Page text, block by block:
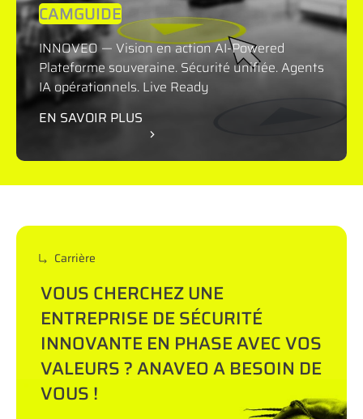
CAMGUIDE
INNOVEO — Vision en action AI-Powered
Plateforme souveraine. Sécurité unifiée. Agents
IA opérationnels. Live Ready
EN SAVOIR PLUS
Carrière
VOUS CHERCHEZ UNE
ENTREPRISE DE SÉCURITÉ
INNOVANTE EN PHASE AVEC VOS
VALEURS ? ANAVEO A BESOIN DE
VOUS !